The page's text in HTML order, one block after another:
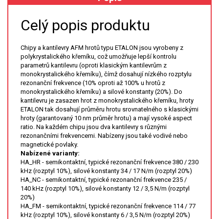
XRF
VZORKOVNICE XRF
TAVENÍ
LISOVÁNÍ
STANDARDNÍ ROZTOKY A RM
UV-VIS FLUO
DETEKTORY HPLC
VÝBOJKY PRO UV/VIS
Celý popis produktu
Chipy a kantilevry AFM hrotů typu ETALON jsou vyrobeny z
polykrystalického křemíku, což umožňuje lepší kontrolu
parametrů kantilevru (oproti klasickým kantilevrům z
monokrystalického křemíku), čímž dosahují nízkého rozptylu
rezonanční frekvence (10% oproti až 100% u hrotů z
monokrystalického křemíku) a silové konstanty (20%). Do
kantilevru je zasazen hrot z monokrystalického křemíku, hroty
ETALON tak dosahují průměru hrotu srovnatelného s klasickými
hroty (garantovaný 10 nm průměr hrotu) a mají vysoké aspect
ratio. Na každém chipu jsou dva kantilevry s různými
rezonančními frekvencemi. Nabízeny jsou také vodivé nebo
magnetické povlaky.
Nabízené varianty:
HA_HR - semikontaktní, typické rezonanční frekvence 380 / 230
kHz (rozptyl 10%), silové konstanty 34 / 17 N/m (rozptyl 20%)
HA_NC - semikontaktní, typické rezonanční frekvence 235 /
140 kHz (rozptyl 10%), silové konstanty 12 / 3,5 N/m (rozptyl
20%)
HA_FM - semikontaktní, typické rezonanční frekvence 114 / 77
kHz (rozptyl 10%), silové konstanty 6 / 3,5 N/m (rozptyl 20%)